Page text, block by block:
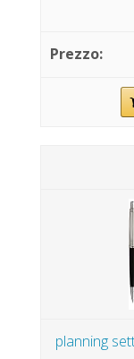
planning